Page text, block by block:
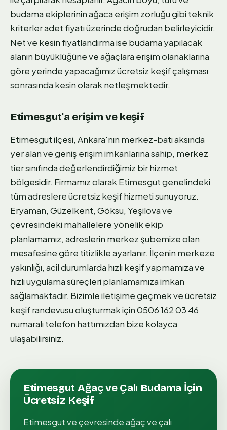
budama ekiplerinin ağaca erişim zorluğu gibi teknik
kriterler adet fiyatı üzerinde doğrudan belirleyicidir.
Net ve kesin fiyatlandırma ise budama yapılacak
alanın büyüklüğüne ve ağaçlara erişim olanaklarına
göre yerinde yapacağımız ücretsiz keşif çalışması
sonrasında kesin olarak netleşmektedir.
Etimesgut'a erişim ve keşif
Etimesgut ilçesi, Ankara'nın merkez-batı aksında
yer alan ve geniş erişim imkanlarına sahip, merkez
tier sınıfında değerlendirdiğimiz bir hizmet
bölgesidir. Firmamız olarak Etimesgut genelindeki
tüm adreslere ücretsiz keşif hizmeti sunuyoruz.
Eryaman, Güzelkent, Göksu, Yeşilova ve
çevresindeki mahallelere yönelik ekip
planlamamız, adreslerin merkez şubemize olan
mesafesine göre titizlikle ayarlanır. İlçenin merkeze
yakınlığı, acil durumlarda hızlı keşif yapmamıza ve
hızlı uygulama süreçleri planlamamıza imkan
sağlamaktadır. Bizimle iletişime geçmek ve ücretsiz
keşif randevusu oluşturmak için 0506 162 03 46
numaralı telefon hattımızdan bize kolayca
ulaşabilirsiniz.
Etimesgut Ağaç ve Çalı Budamaİçin
Ücretsiz Keşif
Etimesgutve çevresindeağaç ve çalı